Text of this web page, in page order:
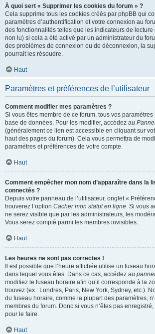
À quoi sert « Supprimer les cookies du forum » ?
Cela supprime tous les cookies créés par phpBB qui
paramètres d’authentification et votre connexion au
des fonctionnalités telles que les indicateurs de lecture
non lu) si cela a été activé par un administrateur du
des problèmes de connexion ou de déconnexion, la
pourrait les résoudre.
Haut
Paramètres et préférences de l’utilisateur
Comment modifier mes paramètres ?
Si vous êtes membre de ce forum, tous vos
base de données. Pour les modifier, accédez au
(généralement ce lien est accessible en cliquant sur
haut des pages du forum). Cela vous permettra de
paramètres et préférences de votre compte.
Haut
Comment empêcher mon nom d’apparaître dans la
connectés ?
Depuis votre panneau de l’utilisateur, onglet «
trouverez l’option Cacher mon statut en ligne. Si vous
ne serez visible que par les administrateurs, les
Vous serez compté parmi les membres invisibles.
Haut
Les heures ne sont pas correctes !
Il est possible que l’heure affichée utilise un fuseau
dans lequel vous êtes. Dans ce cas, accédez au
modifiez le fuseau horaire afin qu’il corresponde à la
trouvez (ex : Londres, Paris, New York, Sydney, etc.).
du fuseau horaire, comme la plupart des paramètres,
membres du forum. Donc si vous n’êtes pas enregistré,
pour le faire.
Haut